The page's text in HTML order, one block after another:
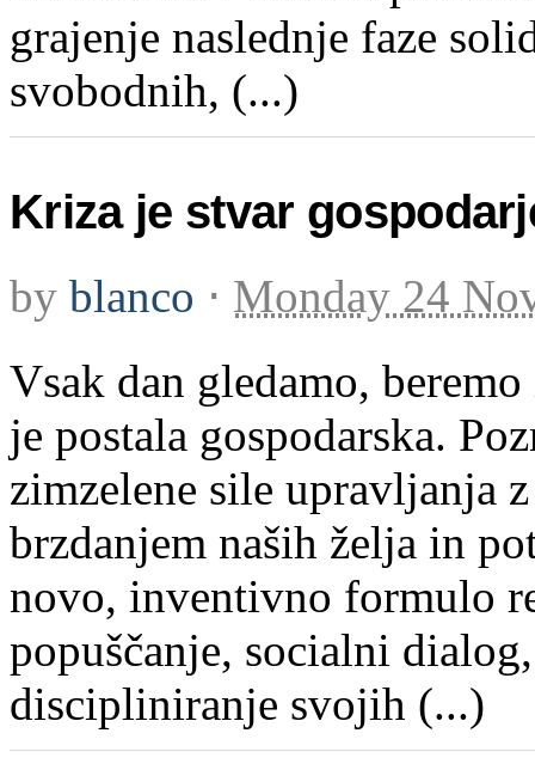
grajenje naslednje faze
svobodnih, (...)
Kriza je stvar
by blanco ⋅ Monday 24
Vsak dan gledamo,
je postala gospodarska.
zimzelene sile upravljanja
brzdanjem naših želja in
novo, inventivno formulo
popuščanje, socialni
discipliniranje svojih (...)